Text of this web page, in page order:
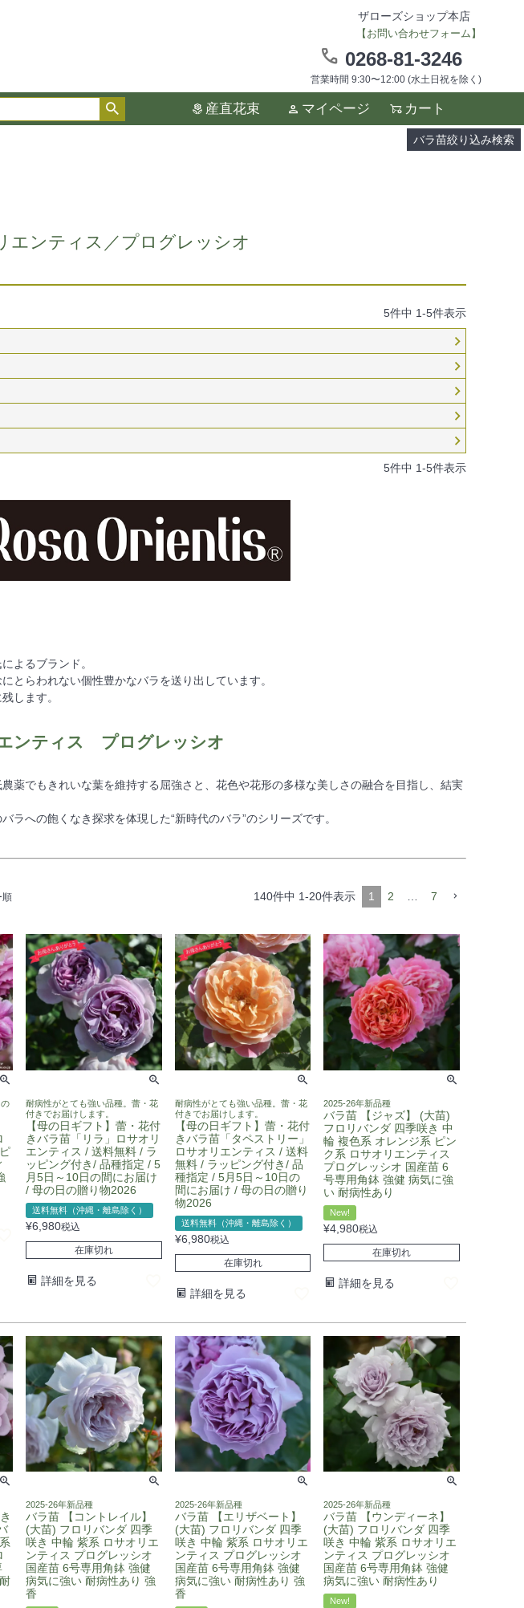
ザローズショップ本店
【お問い合わせフォーム】
0268-81-3246
営業時間 9:30〜12:00 (水土日祝を除く)
産直花束 マイページ カート
バラ苗絞り込み検索
品種のみ検索結果に表示されます。
どは1つずつ選択してください。
エンティス／プログレッシオ
5件中 1-5件表示
5件中 1-5件表示
よるブランド。
とらわれない個性豊かなバラを送り出しています。
します。
ンティス プログレッシオ
薬でもきれいな葉を維持する屈強さと、花色や花形の多様な美しさの融合を目指し、結実
ラへの飽くなき探求を体現した“新時代のバラ”のシリーズです。
順 140件中 1-20件表示 1 2 … 7
耐病性がとても強い品種。蕾・花
付きでお届けします。
【母の日ギフト】蕾・花付
きバラ苗「リラ」ロサオリ
エンティス / 送料無料 / ラ
ッピング付き/ 品種指定 / 5
月5日～10日の間にお届け
/ 母の日の贈り物2026
送料無料（沖縄・離島除く）
¥6,980税込
在庫切れ
詳細を見る
耐病性がとても強い品種。蕾・花
付きでお届けします。
【母の日ギフト】蕾・花付
きバラ苗「タペストリー」
ロサオリエンティス / 送料
無料 / ラッピング付き/ 品
種指定 / 5月5日～10日の
間にお届け / 母の日の贈り
物2026
送料無料（沖縄・離島除く）
¥6,980税込
在庫切れ
詳細を見る
2025-26年新品種
バラ苗 【ジャズ】 (大苗)
フロリバンダ 四季咲き 中
輪 複色系 オレンジ系 ピン
ク系 ロサオリエンティス
プログレッシオ 国産苗 6
号専用角鉢 強健 病気に強
い 耐病性あり
New!
¥4,980税込
在庫切れ
詳細を見る
2025-26年新品種
バラ苗 【コントレイル】
(大苗) フロリバンダ 四季
咲き 中輪 紫系 ロサオリエ
ンティス プログレッシオ
国産苗 6号専用角鉢 強健
病気に強い 耐病性あり 強
香
2025-26年新品種
バラ苗 【エリザベート】
(大苗) フロリバンダ 四季
咲き 中輪 紫系 ロサオリエ
ンティス プログレッシオ
国産苗 6号専用角鉢 強健
病気に強い 耐病性あり 強
香
2025-26年新品種
バラ苗 【ウンディーネ】
(大苗) フロリバンダ 四季
咲き 中輪 紫系 ロサオリエ
ンティス プログレッシオ
国産苗 6号専用角鉢 強健
病気に強い 耐病性あり
New!